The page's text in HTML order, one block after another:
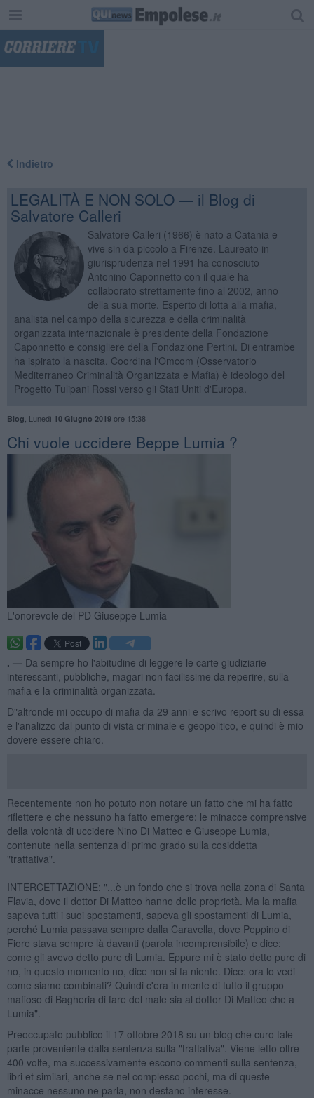
Indietro
LEGALITÀ E NON SOLO — il Blog di
Salvatore Calleri
Salvatore Calleri (1966) è nato a Catania e
vive sin da piccolo a Firenze. Laureato in
giurisprudenza nel 1991 ha conosciuto
Antonino Caponnetto con il quale ha
collaborato strettamente fino al 2002, anno
della sua morte. Esperto di lotta alla mafia,
analista nel campo della sicurezza e della criminalità
organizzata internazionale è presidente della Fondazione
Caponnetto e consigliere della Fondazione Pertini. Di entrambe
ha ispirato la nascita. Coordina l'Omcom (Osservatorio
Mediterraneo Criminalità Organizzata e Mafia) è ideologo del
Progetto Tulipani Rossi verso gli Stati Uniti d'Europa.
Blog Lunedì 10 Giugno 2019ore 15:38
Chi vuole uccidere Beppe Lumia ?
L'onorevole del PD Giuseppe Lumia
. — Da sempre ho l'abitudine di leggere le carte giudiziarie
interessanti, pubbliche, magari non facilissime da reperire, sulla
mafia e la criminalità organizzata.
D"altronde mi occupo di mafia da 29 anni e scrivo report su di essa
e l'analizzo dal punto di vista criminale e geopolitico, e quindi è mio
dovere essere chiaro.
Recentemente non ho potuto non notare un fatto che mi ha fatto
riflettere e che nessuno ha fatto emergere: le minacce comprensive
della volontà di uccidere Nino Di Matteo e Giuseppe Lumia,
contenute nella sentenza di primo grado sulla cosiddetta
"trattativa".
INTERCETTAZIONE: "...è un fondo che si trova nella zona di Santa
Flavia, dove il dottor Di Matteo hanno delle proprietà. Ma la mafia
sapeva tutti i suoi spostamenti, sapeva gli spostamenti di Lumia,
perché Lumia passava sempre dalla Caravella, dove Peppino di
Fiore stava sempre là davanti (parola incomprensibile) e dice:
come gli avevo detto pure di Lumia. Eppure mi è stato detto pure di
no, in questo momento no, dice non si fa niente. Dice: ora lo vedi
come siamo combinati? Quindi c'era in mente di tutto il gruppo
mafioso di Bagheria di fare del male sia al dottor Di Matteo che a
Lumia".
Preoccupato pubblico il 17 ottobre 2018 su un blog che curo tale
parte proveniente dalla sentenza sulla "trattativa". Viene letto oltre
400 volte, ma successivamente escono commenti sulla sentenza,
libri et similari, anche se nel complesso pochi, ma di queste
minacce nessuno ne parla, non destano interesse.